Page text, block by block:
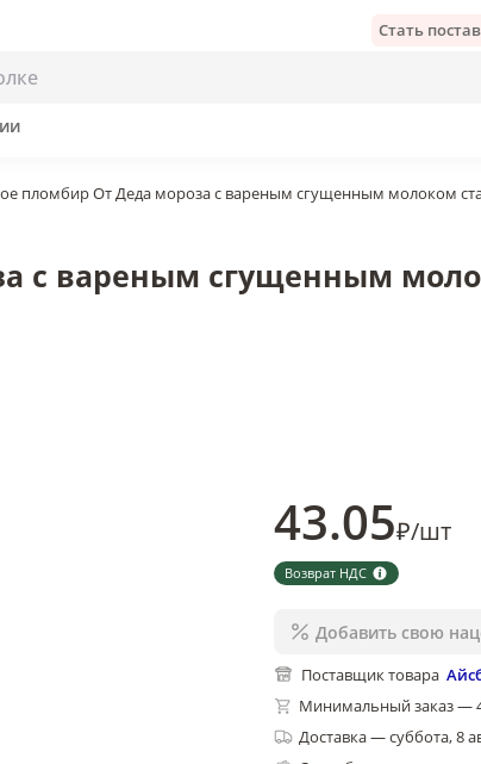
Стать
пломбир От Деда мороза с вареным сгущенным молоком
сгущенным молоком стаканчик вафельный 70
с вареным сгущенным
43.05₽/шт
Возврат НДС
Добавить свою
Поставщик товара
Минимальный заказ —
Доставка—суббота, 8